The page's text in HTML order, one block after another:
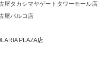
屋タカシマヤゲートタワーモール店
屋パルコ店
PLAZA店